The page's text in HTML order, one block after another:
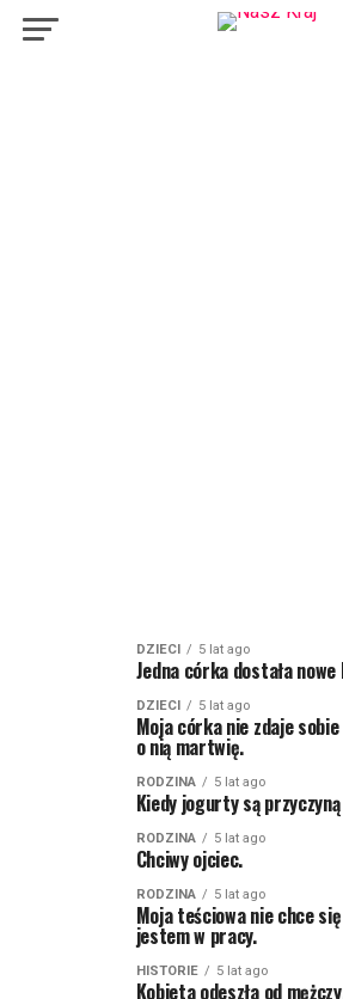
DZIECI 5 lat ago
Jedna córka dostała
DZIECI 5 lat ago
Moja córka nie zdaje
o nią martwię.
RODZINA 5 lat ago
Kiedy jogurty są
RODZINA 5 lat ago
Chciwy ojciec.
RODZINA 5 lat ago
Moja teściowa nie chce
jestem w pracy.
HISTORIE 5 lat ago
Kobieta odeszła od